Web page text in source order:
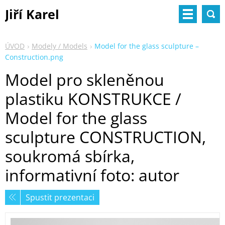
Jiří Karel
ÚVOD Modely / Models
Model for the glass sculpture –
Construction.png
Model pro skleněnou
plastiku KONSTRUKCE /
Model for the glass
sculpture CONSTRUCTION,
soukromá sbírka,
informativní foto: autor
Spustit prezentaci